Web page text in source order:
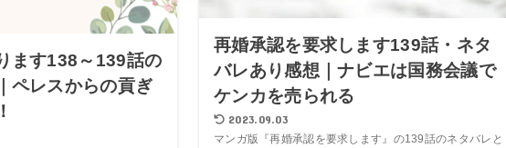
ます138～139話の
ペレスからの貢ぎ
再婚承認を要求します139話・ネタ
バレあり感想｜ナビエは国務会議で
ケンカを売られる
2023.09.03
マンガ版『再婚承認を要求します』の139話のネタバレと